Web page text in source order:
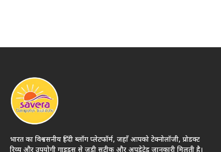
भारत का विश्वसनीय हिंदी ब्लॉग प्लेटफॉर्म, जहाँ आपको टेक्नोलॉजी, प्रोडक्ट